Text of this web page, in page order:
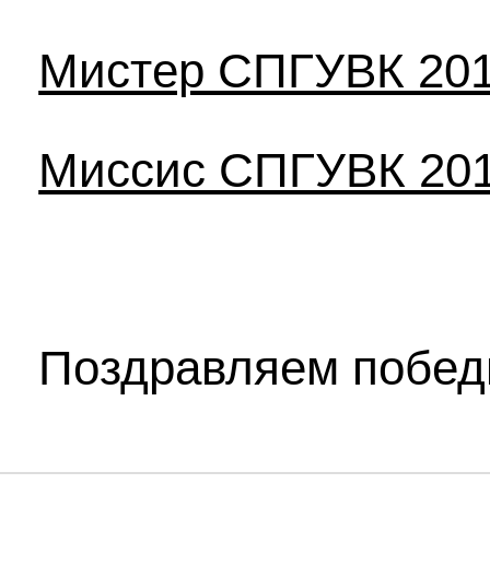
Мистер СПГУВК
Миссис СПГУВК
Поздравляем